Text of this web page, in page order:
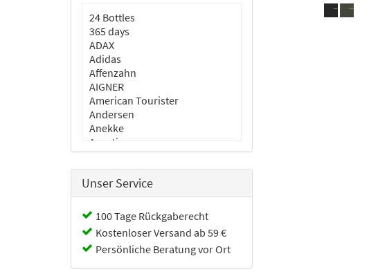
24 Bottles
365 days
ADAX
Adidas
Affenzahn
AIGNER
American Tourister
Andersen
Anekke
Aporti
aunts & uncles
BLACKBEAT
Burkely
Cabaia
Cabin Zero
Camel
Capriccio
Chesterfield
Chipolo
Unser Service
100 Tage Rückgaberecht
Kostenloser Versand ab 59 €
Persönliche Beratung vor Ort